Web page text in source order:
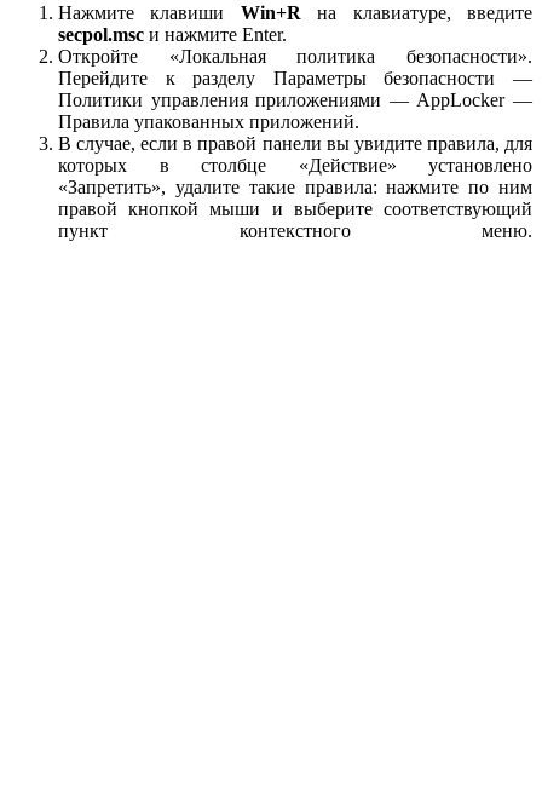
Нажмите клавиши Win+R на клавиатуре, введите
secpol.msc и нажмите Enter.
Откройте «Локальная политика безопасности».
Перейдите к разделу Параметры безопасности —
Политики управления приложениями — AppLocker —
Правила упакованных приложений.
В случае, если в правой панели вы увидите правила, для
которых в столбце «Действие» установлено
«Запретить», удалите такие правила: нажмите по ним
правой кнопкой мыши и выберите соответствующий
пункт контекстного меню.